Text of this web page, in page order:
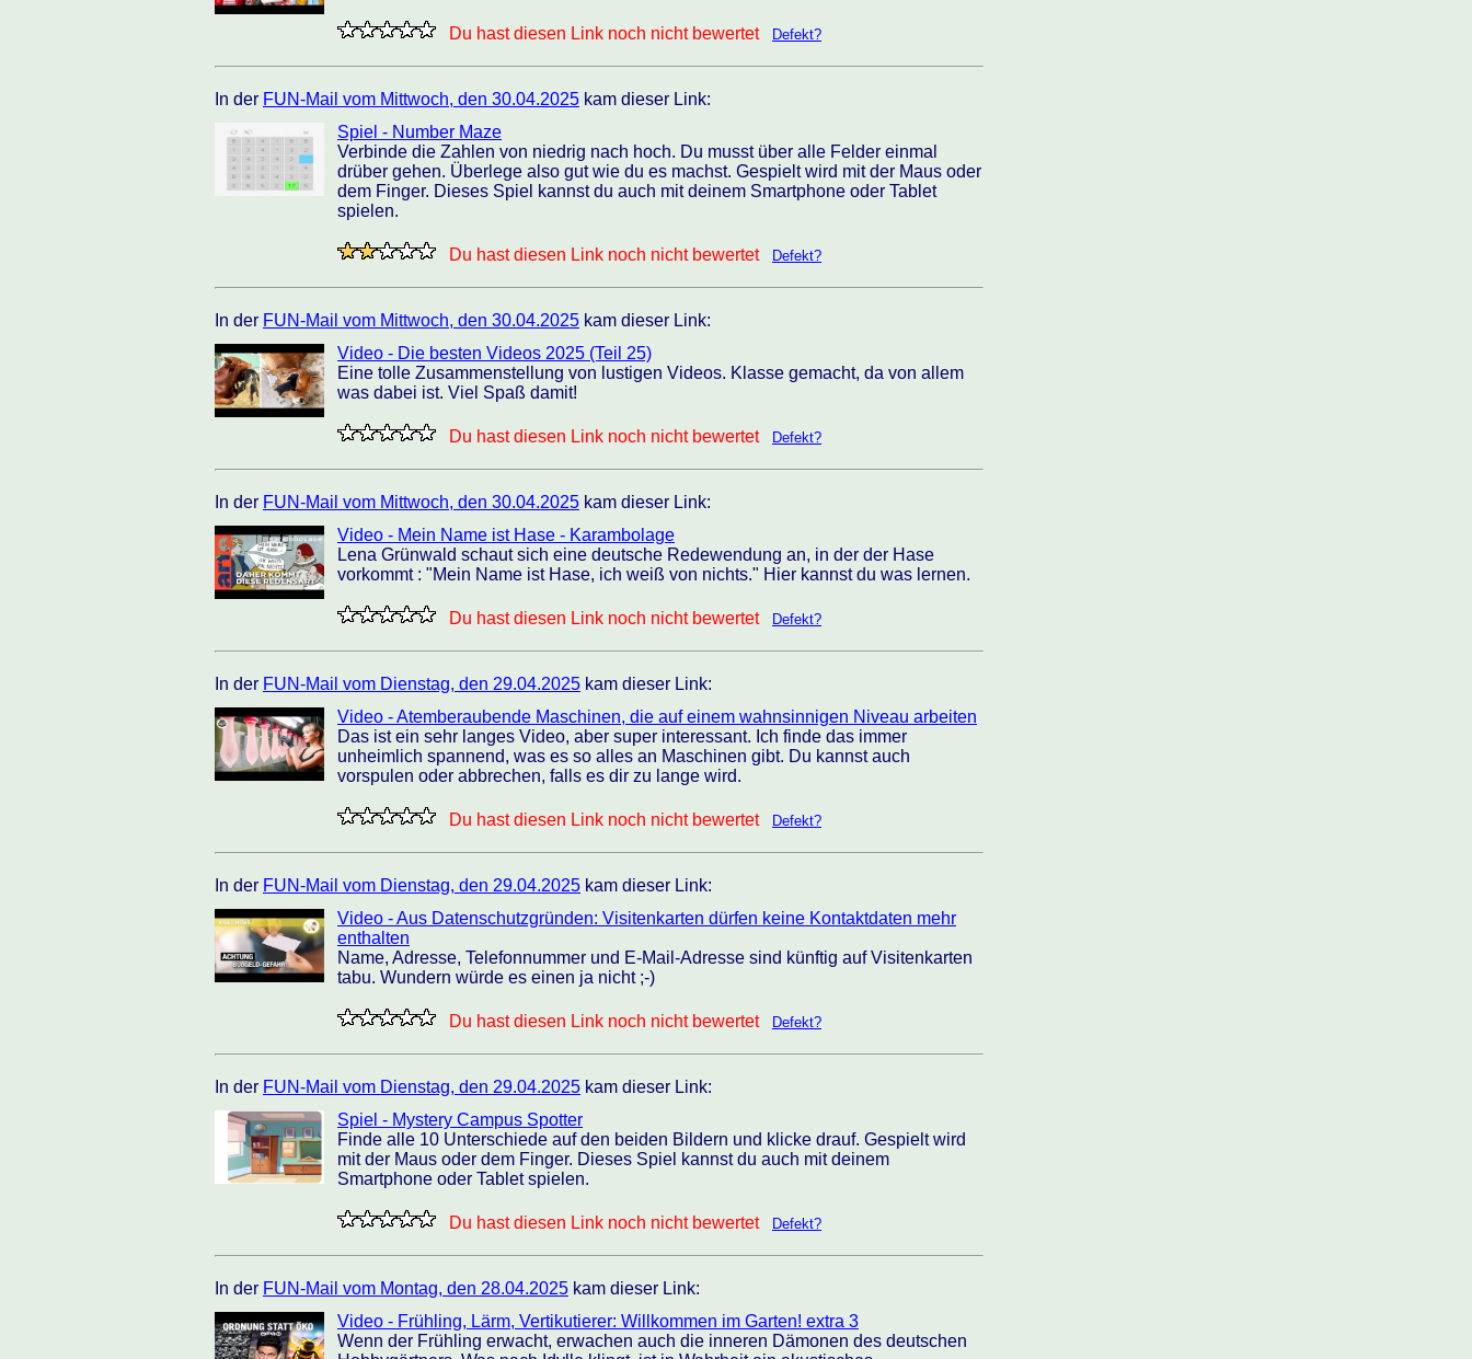
Du hast diesen Link noch nicht bewertet Defekt?
In der FUN-Mail vom Mittwoch, den 30.04.2025 kam dieser Link:
Spiel - Number Maze
Verbinde die Zahlen von niedrig nach hoch. Du musst über alle Felder einmal
drüber gehen. Überlege also gut wie du es machst. Gespielt wird mit der Maus oder
dem Finger. Dieses Spiel kannst du auch mit deinem Smartphone oder Tablet
spielen.
Du hast diesen Link noch nicht bewertet Defekt?
In der FUN-Mail vom Mittwoch, den 30.04.2025 kam dieser Link:
Video - Die besten Videos 2025 (Teil 25)
Eine tolle Zusammenstellung von lustigen Videos. Klasse gemacht, da von allem
was dabei ist. Viel Spaß damit!
Du hast diesen Link noch nicht bewertet Defekt?
In der FUN-Mail vom Mittwoch, den 30.04.2025 kam dieser Link:
Video - Mein Name ist Hase - Karambolage
Lena Grünwald schaut sich eine deutsche Redewendung an, in der der Hase
vorkommt : "Mein Name ist Hase, ich weiß von nichts." Hier kannst du was lernen.
Du hast diesen Link noch nicht bewertet Defekt?
In der FUN-Mail vom Dienstag, den 29.04.2025 kam dieser Link:
Video - Atemberaubende Maschinen, die auf einem wahnsinnigen Niveau arbeiten
Das ist ein sehr langes Video, aber super interessant. Ich finde das immer
unheimlich spannend, was es so alles an Maschinen gibt. Du kannst auch
vorspulen oder abbrechen, falls es dir zu lange wird.
Du hast diesen Link noch nicht bewertet Defekt?
In der FUN-Mail vom Dienstag, den 29.04.2025 kam dieser Link:
Video - Aus Datenschutzgründen: Visitenkarten dürfen keine Kontaktdaten mehr
enthalten
Name, Adresse, Telefonnummer und E-Mail-Adresse sind künftig auf Visitenkarten
tabu. Wundern würde es einen ja nicht ;-)
Du hast diesen Link noch nicht bewertet Defekt?
In der FUN-Mail vom Dienstag, den 29.04.2025 kam dieser Link:
Spiel - Mystery Campus Spotter
Finde alle 10 Unterschiede auf den beiden Bildern und klicke drauf. Gespielt wird
mit der Maus oder dem Finger. Dieses Spiel kannst du auch mit deinem
Smartphone oder Tablet spielen.
Du hast diesen Link noch nicht bewertet Defekt?
In der FUN-Mail vom Montag, den 28.04.2025 kam dieser Link:
Video - Frühling, Lärm, Vertikutierer: Willkommen im Garten! extra 3
Wenn der Frühling erwacht, erwachen auch die inneren Dämonen des deutschen